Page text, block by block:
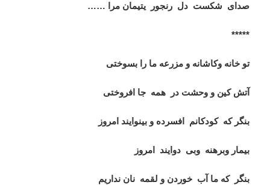
صدای شکست دل رنجور یتیمان مرا ……
*****
تو خانه وکاشانه و مزرعه ما را بسوختی
آتش کین و وحشت در همه جا افروختی
بنگر که کودکانم افسرده و بینوایند امروز
بیمار وبرهنه وبی دوایند امروز
بنگر که ما آب خوردن و لقمه نان نداریم